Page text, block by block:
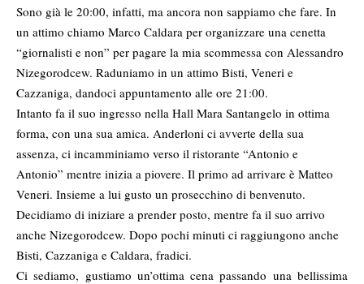
Sono già le 20:00, infatti, ma ancora non sappiamo che fare. In
un attimo chiamo Marco Caldara per organizzare una cenetta
“giornalisti e non” per pagare la mia scommessa con Alessandro
Nizegorodcew. Raduniamo in un attimo Bisti, Veneri e
Cazzaniga, dandoci appuntamento alle ore 21:00.
Intanto fa il suo ingresso nella Hall Mara Santangelo in ottima
forma, con una sua amica. Anderloni ci avverte della sua
assenza, ci incamminiamo verso il ristorante “Antonio e
Antonio” mentre inizia a piovere. Il primo ad arrivare è Matteo
Veneri. Insieme a lui gusto un prosecchino di benvenuto.
Decidiamo di iniziare a prender posto, mentre fa il suo arrivo
anche Nizegorodcew. Dopo pochi minuti ci raggiungono anche
Bisti, Cazzaniga e Caldara, fradici.
Ci sediamo, gustiamo un’ottima cena passando una bellissima